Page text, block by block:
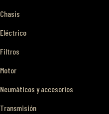
Chasis
Eléctrico
Filtros
Motor
Neumáticos y accesorios
Transmisión